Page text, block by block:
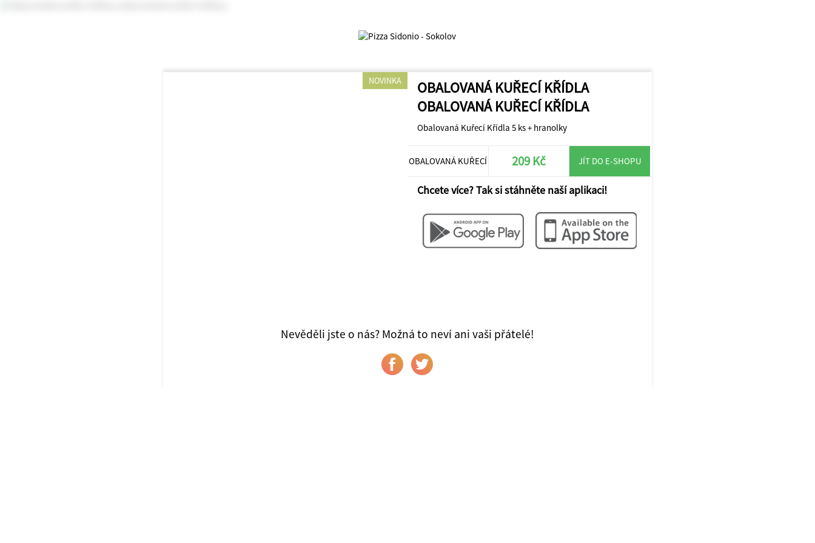
NOVINKA
OBALOVANÁ KUŘECÍ KŘÍDLA
OBALOVANÁ KUŘECÍ KŘÍDLA
Obalovaná Kuřecí Křídla 5 ks + hranolky
OBALOVANÁ KUŘECÍ
KŘÍDLA
209 Kč JÍT DO E-SHOPU
Chcete více? Tak si stáhněte naší aplikaci!
Nevěděli jste o nás? Možná to neví ani vaši přátelé!